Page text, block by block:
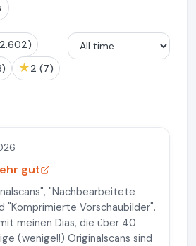
(2.602)
★ 2 (7)
gut
"Nachbearbeitete
"Komprimierte Vorschaubilder".
meinen Dias, die über 40
(wenige!!) Originalscans sind